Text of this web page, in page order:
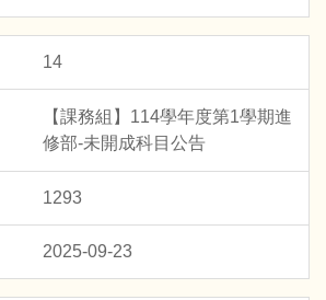
14
【課務組】114學年度第1學期進
修部-未開成科目公告
1293
2025-09-23